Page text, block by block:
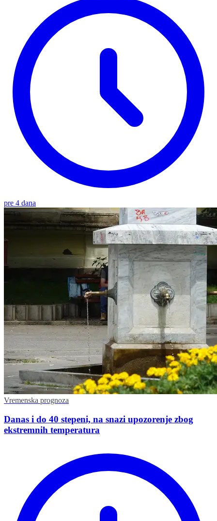
pre 4 dana
Vremenska prognoza
Danas i do 40 stepeni, na snazi upozorenje zbog
ekstremnih temperatura